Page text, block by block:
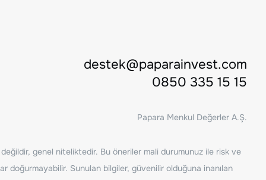
destek@paparainvest.com
0850 335 15 15
Papara Menkul Değerler A.Ş.
değildir, genel niteliktedir. Bu öneriler mali durumunuz ile risk ve
doğurmayabilir. Sunulan bilgiler, güvenilir olduğuna inanılan